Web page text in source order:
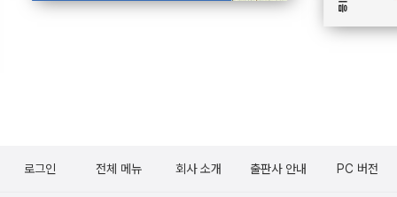
로그인 전체 메뉴 회사 소개 출판사 안내 PC 버전